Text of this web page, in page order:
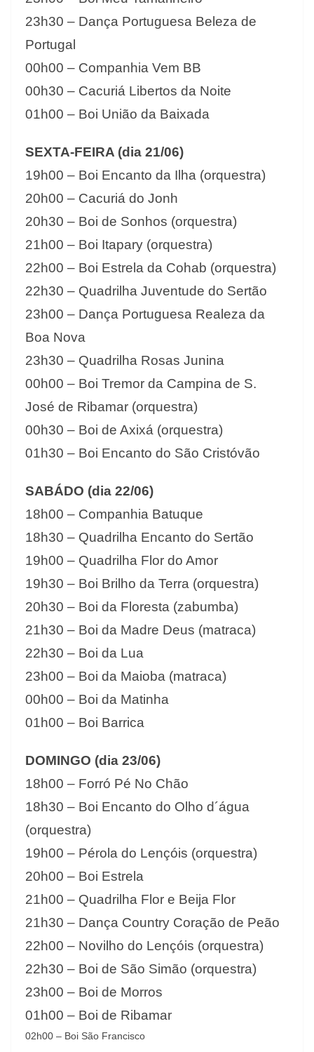
23h30 – Dança Portuguesa Beleza de
Portugal
00h00 – Companhia Vem BB
00h30 – Cacuriá Libertos da Noite
01h00 – Boi União da Baixada
SEXTA-FEIRA (dia 21/06)
19h00 – Boi Encanto da Ilha (orquestra)
20h00 – Cacuriá do Jonh
20h30 – Boi de Sonhos (orquestra)
21h00 – Boi Itapary (orquestra)
22h00 – Boi Estrela da Cohab (orquestra)
22h30 – Quadrilha Juventude do Sertão
23h00 – Dança Portuguesa Realeza da
Boa Nova
23h30 – Quadrilha Rosas Junina
00h00 – Boi Tremor da Campina de S.
José de Ribamar (orquestra)
00h30 – Boi de Axixá (orquestra)
01h30 – Boi Encanto do São Cristóvão
SABÁDO (dia 22/06)
18h00 – Companhia Batuque
18h30 – Quadrilha Encanto do Sertão
19h00 – Quadrilha Flor do Amor
19h30 – Boi Brilho da Terra (orquestra)
20h30 – Boi da Floresta (zabumba)
21h30 – Boi da Madre Deus (matraca)
22h30 – Boi da Lua
23h00 – Boi da Maioba (matraca)
00h00 – Boi da Matinha
01h00 – Boi Barrica
DOMINGO (dia 23/06)
18h00 – Forró Pé No Chão
18h30 – Boi Encanto do Olho d´água
(orquestra)
19h00 – Pérola do Lençóis (orquestra)
20h00 – Boi Estrela
21h00 – Quadrilha Flor e Beija Flor
21h30 – Dança Country Coração de Peão
22h00 – Novilho do Lençóis (orquestra)
22h30 – Boi de São Simão (orquestra)
23h00 – Boi de Morros
01h00 – Boi de Ribamar
02h00 – Boi São Francisco